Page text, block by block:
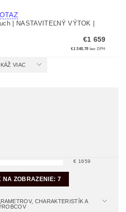
| NASTAVITEĽNÝ VÝTOK |
€1 659
€1 348,78 bez DPH
VIAC
€ 1659
NA ZOBRAZENIE: 7
CHARAKTERISTÍK A